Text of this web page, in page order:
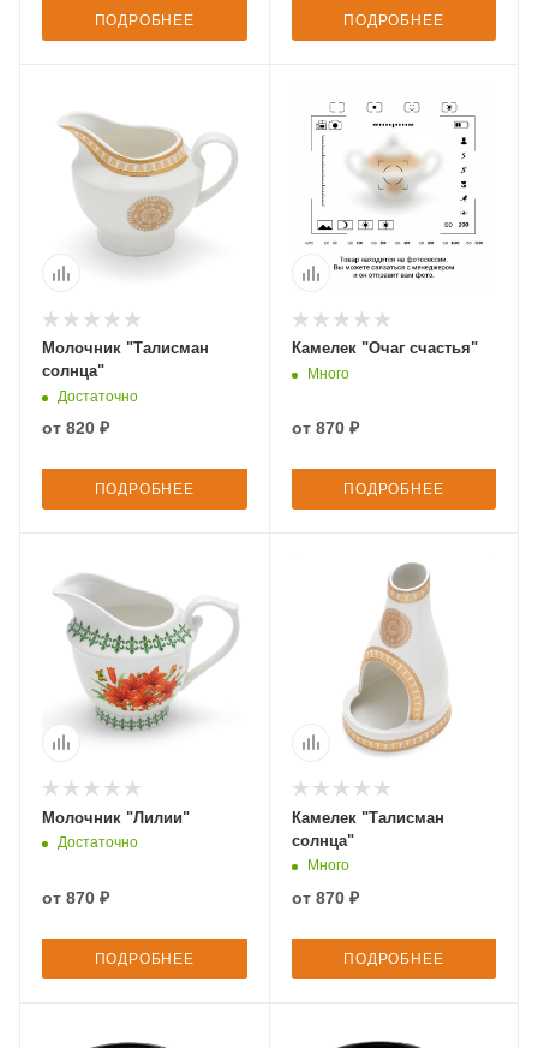
ПОДРОБНЕЕ ПОДРОБНЕЕ
Молочник "Талисман
солнца"
Достаточно
от 820 ₽
ПОДРОБНЕЕ
Камелек "Очаг счастья"
Много
от 870 ₽
ПОДРОБНЕЕ
Молочник "Лилии"
Достаточно
от 870 ₽
ПОДРОБНЕЕ
Камелек "Талисман
солнца"
Много
от 870 ₽
ПОДРОБНЕЕ